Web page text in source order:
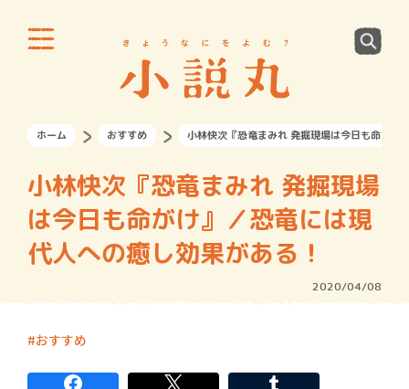
ホーム おすすめ 小林快次『恐竜まみれ 発掘現場は今日も命がけ
小林快次『恐竜まみれ 発掘現場
は今日も命がけ』／恐竜には現
代人への癒し効果がある！
2020/04/08
おすすめ